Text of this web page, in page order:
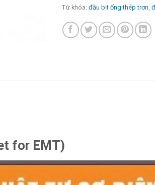
Từ khóa: đầu bịt ống thép trơn,
for EMT)